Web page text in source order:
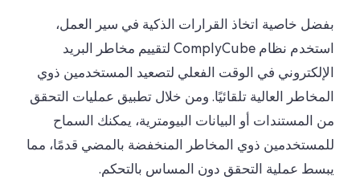
بفضل خاصية اتخاذ القرارات الذكية في سير العمل،
استخدم نظام ComplyCube لتقييم مخاطر البريد
الإلكتروني في الوقت الفعلي لتصعيد المستخدمين ذوي
المخاطر العالية تلقائيًا. ومن خلال تطبيق عمليات التحقق
من المستندات أو البيانات البيومترية، يمكنك السماح
للمستخدمين ذوي المخاطر المنخفضة بالمضي قدمًا، مما
يبسط عملية التحقق دون المساس بالتحكم.